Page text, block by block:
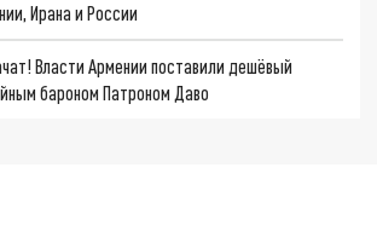
Ирана и России
Власти Армении поставили дешёвый
бароном Патроном Даво